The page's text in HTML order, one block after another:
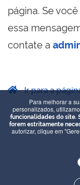
página. Se
essa
contate a
Ir para a
Para melhorar a
personalizados,
funcionalidades do site.
forem estritamente
autorizar, clique em